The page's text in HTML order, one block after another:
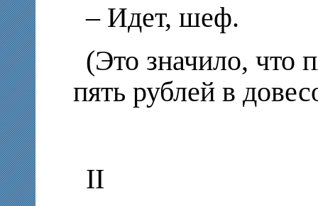
– Идет, шеф.
(Это значило, что
пять рублей в
II